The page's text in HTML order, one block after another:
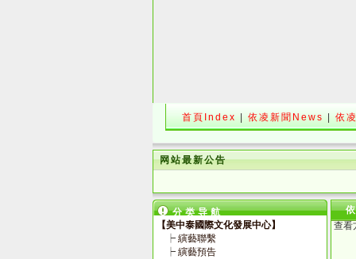
首頁Index 依凌新聞News 依
网站最新公告
分类导航
【美中泰國際文化發展中心】
┝ 縯藝聯繫
┝ 縯藝預告
查看